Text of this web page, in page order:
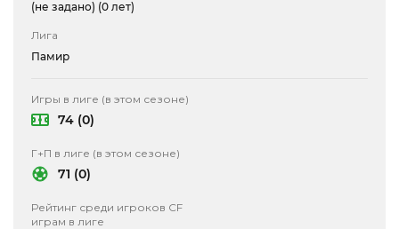
(не задано) (0 лет)
Лига
Памир
Игры в лиге (в этом сезоне)
74 (0)
Г+П в лиге (в этом сезоне)
71 (0)
Рейтинг среди игроков CF
играм в лиге